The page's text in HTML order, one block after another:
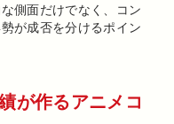
側面だけでなく、コン
が成否を分けるポイン
が作るアニメコ